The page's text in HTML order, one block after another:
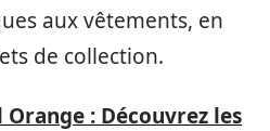
aux vêtements, en
de collection.
: Découvrez les